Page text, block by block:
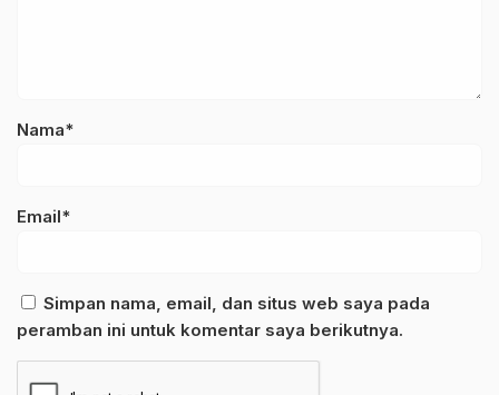
Nama*
Email*
Simpan nama, email, dan situs web saya pada
peramban ini untuk komentar saya berikutnya.